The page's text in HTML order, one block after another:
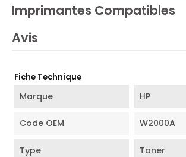
Imprimantes Compatibles
Avis
Fiche Technique
Marque HP
Code OEM W2000A
Type Toner